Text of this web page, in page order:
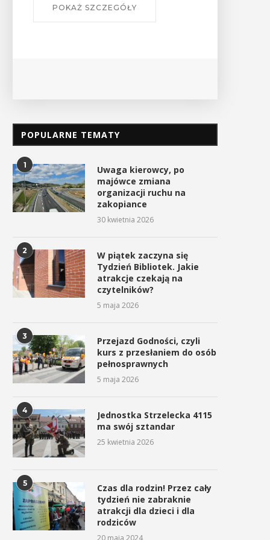
Uroczyste obchody Święta
Konstytucji 3 Maja w
3 maja 2026
Procesja z Cudownym
POKAŻ SZCZEGÓŁY
POPULARNE TEMATY
1
Uwaga kierowcy, po
majówce zmiana
organizacji ruchu na
zakopiance
30 kwietnia 2026
2
W piątek zaczyna się
Tydzień Bibliotek. Jakie
atrakcje czekają na
czytelników?
5 maja 2026
3
Przejazd Godności, czyli
kurs z przesłaniem do osób
pełnosprawnych
5 maja 2026
4
Jednostka Strzelecka 4115
ma swój sztandar
25 kwietnia 2026
5
Czas dla rodzin! Przez cały
tydzień nie zabraknie
atrakcji dla dzieci i dla
rodziców